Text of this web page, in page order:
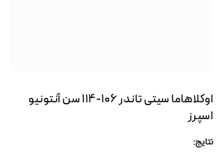
اوکلاهاما سیتی تاندر ۱۰۶-۱۱۴ سن آنتونیو
اسپرز
نتایج: